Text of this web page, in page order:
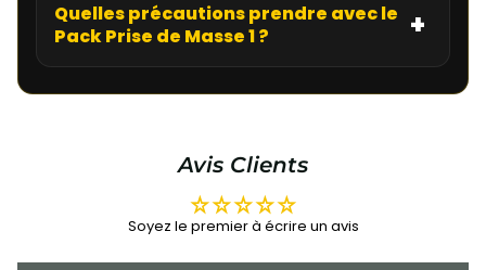
Quelles précautions prendre avec le
Pack Prise de Masse 1 ?
Avis Clients
Soyez le premier à écrire un avis